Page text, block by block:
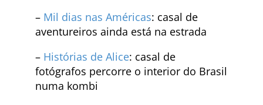
– Mil dias nas Américas: casal de
aventureiros ainda está na estrada
– Histórias de Alice: casal de
fotógrafos percorre o interior do Brasil
numa kombi